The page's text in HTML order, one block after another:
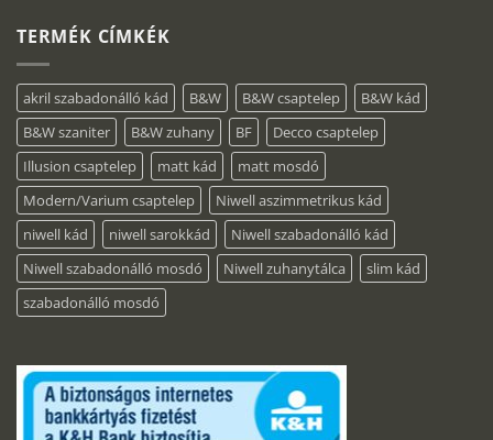
TERMÉK CÍMKÉK
akril szabadonálló kád B&W B&W csaptelep
B&W kád
B&W szaniter
B&W zuhany BF
Decco csaptelep
Illusion csaptelep
matt kád
matt mosdó
Modern/Varium csaptelep
Niwell aszimmetrikus kád
niwell kád
niwell sarokkád
Niwell szabadonálló kád
Niwell szabadonálló mosdó
Niwell zuhanytálca
slim kád
szabadonálló mosdó